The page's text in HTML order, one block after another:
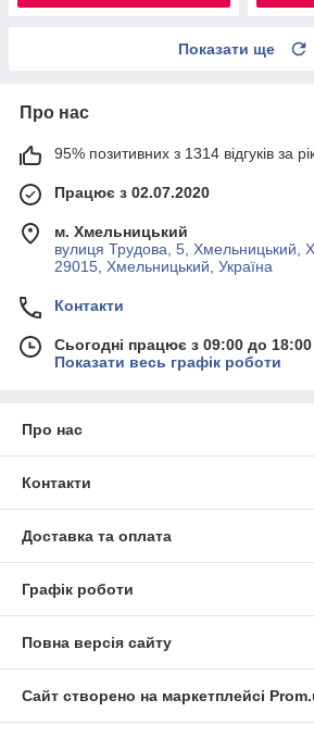
Показати ще
Про нас
95% позитивних з 1314 відгуків за
Працює з 02.07.2020
м. Хмельницький
вулиця Трудова, 5, Хмельницький,
29015, Хмельницький, Україна
Контакти
Сьогодні працює з 09:00 до 18:00
Показати весь графік роботи
Про нас
Контакти
Доставка та оплата
Графік роботи
Повна версія сайту
Сайт створено на маркетплейсі